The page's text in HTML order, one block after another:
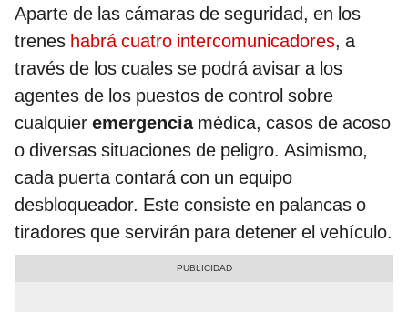
Aparte de las cámaras de seguridad, en los
trenes habrá cuatro intercomunicadores, a
través de los cuales se podrá avisar a los
agentes de los puestos de control sobre
cualquier emergenciamédica, casos de acoso
o diversas situaciones de peligro. Asimismo,
cada puerta contará con un equipo
desbloqueador. Este consiste en palancas o
tiradores que servirán para detener el vehículo.